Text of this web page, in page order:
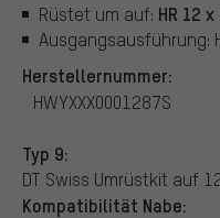
Rüstet um auf: HR 12
Ausgangsausführung:
Herstellernummer:
HWYXXX0001287S
Typ 9:
DT Swiss Umrüstkit auf
Kompatibilität Nabe: